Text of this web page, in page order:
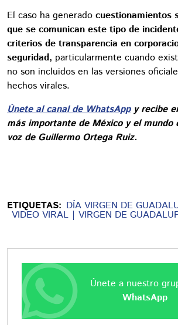
El caso ha generado cuestionamientos
que se comunican este tipo de
criterios de transparencia en
seguridad, particularmente cuando
no son incluidos en las versiones
hechos virales.
Únete al canal de WhatsAppy recibe
más importante de México y el mundo
voz de Guillermo Ortega Ruiz.
ETIQUETAS: DÍA VIRGEN DE
VIDEO VIRAL VIRGEN DE
Únete a nuestro
WhatsApp